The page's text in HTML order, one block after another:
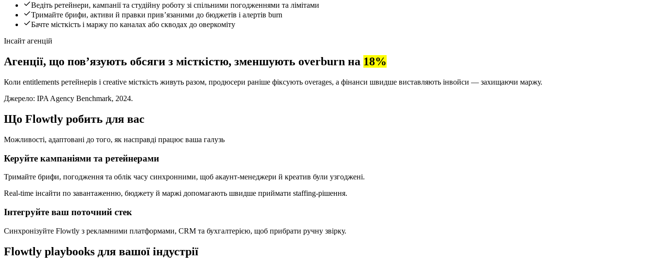
Ведіть ретейнери, кампанії та студійну роботу зі спільними погодженнями та лімітами
Тримайте брифи, активи й правки привʼязаними до бюджетів і алертів burn
Бачте місткість і маржу по каналах або скводах до оверкоміту
Інсайт агенцій
Агенції, що повʼязують обсяги з місткістю, зменшують overburn на 18%
Коли entitlements ретейнерів і creative місткість живуть разом, продюсери раніше фіксують overages, а фінанси швидше виставляють інвойси — захищаючи маржу.
Джерело: IPA Agency Benchmark, 2024.
Що Flowtly робить для вас
Можливості, адаптовані до того, як насправді працює ваша галузь
Керуйте кампаніями та ретейнерами
Тримайте брифи, погодження та облік часу синхронними, щоб акаунт-менеджери й креатив були узгоджені.
Real-time інсайти по завантаженню, бюджету й маржі допомагають швидше приймати staffing-рішення.
Інтегруйте ваш поточний стек
Синхронізуйте Flowtly з рекламними платформами, CRM та бухгалтерією, щоб прибрати ручну звірку.
Flowtly playbooks для вашої індустрії